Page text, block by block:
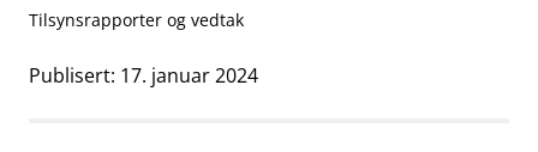
Aktuelt
Finanstilsynets registre
Tilsynsrapporter og vedtak
Publisert: 17. januar 2024